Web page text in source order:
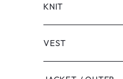
LONG SLEEVE
KNIT
VEST